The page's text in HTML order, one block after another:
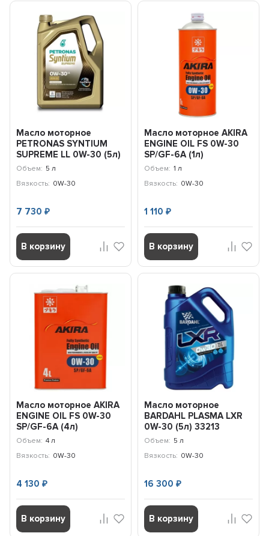
Масло моторное
PETRONAS SYNTIUM
SUPREME LL 0W-30 (5л)
71226M12EU
Объем: 5 л
Вязкость: 0W-30
7 730₽
В корзину
Масло моторное AKIRA
ENGINE OIL FS 0W-30
SP/GF-6A (1л)
A00032233-001
Объем: 1 л
Вязкость: 0W-30
1 110 ₽
В корзину
Масло моторное AKIRA
ENGINE OIL FS 0W-30
SP/GF-6A (4л)
A00032234-004
Объем: 4 л
Вязкость: 0W-30
4 130₽
В корзину
Масло моторное
BARDAHL PLASMA LXR
0W-30 (5л) 33213
Объем: 5 л
Вязкость: 0W-30
16 300 ₽
В корзину